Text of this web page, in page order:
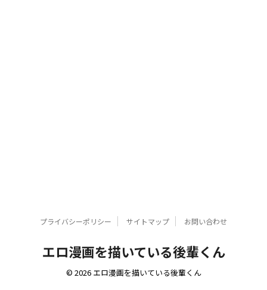
プライバシーポリシー サイトマップ お問い合わせ
エロ漫画を描いている後輩くん
© 2026 エロ漫画を描いている後輩くん